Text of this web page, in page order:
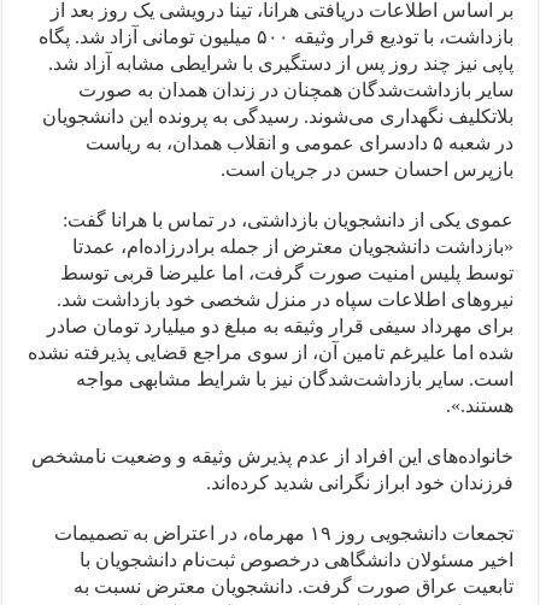
بر اساس اطلاعات دریافتی هرانا، تینا درویشی یک روز بعد از
بازداشت، با تودیع قرار وثیقه ۵۰۰ میلیون تومانی آزاد شد. پگاه
پاپی نیز چند روز پس از دستگیری با شرایطی مشابه آزاد شد.
سایر بازداشت‌شدگان همچنان در زندان همدان به صورت
بلاتکلیف نگهداری می‌شوند. رسیدگی به پرونده این دانشجویان
در شعبه ۵ دادسرای عمومی و انقلاب همدان، به ریاست
بازپرس احسان حسن در جریان است.
عموی یکی از دانشجویان بازداشتی، در تماس با هرانا گفت:
«بازداشت دانشجویان معترض از جمله برادرزاده‌ام، عمدتا
توسط پلیس امنیت صورت گرفت، اما علیرضا قربی توسط
نیروهای اطلاعات سپاه در منزل شخصی خود بازداشت شد.
برای مهرداد سیفی قرار وثیقه به مبلغ دو میلیارد تومان صادر
شده اما علیرغم تامین آن، از سوی مراجع قضایی پذیرفته نشده
است. سایر بازداشت‌شدگان نیز با شرایط مشابهی مواجه
هستند.».
خانواده‌های این افراد از عدم پذیرش وثیقه و وضعیت نامشخص
فرزندان خود ابراز نگرانی شدید کرده‌اند.
تجمعات دانشجویی روز ۱۹ مهرماه، در اعتراض به تصمیمات
اخیر مسئولان دانشگاهی درخصوص ثبت‌نام دانشجویان با
تابعیت عراق صورت گرفت. دانشجویان معترض نسبت به